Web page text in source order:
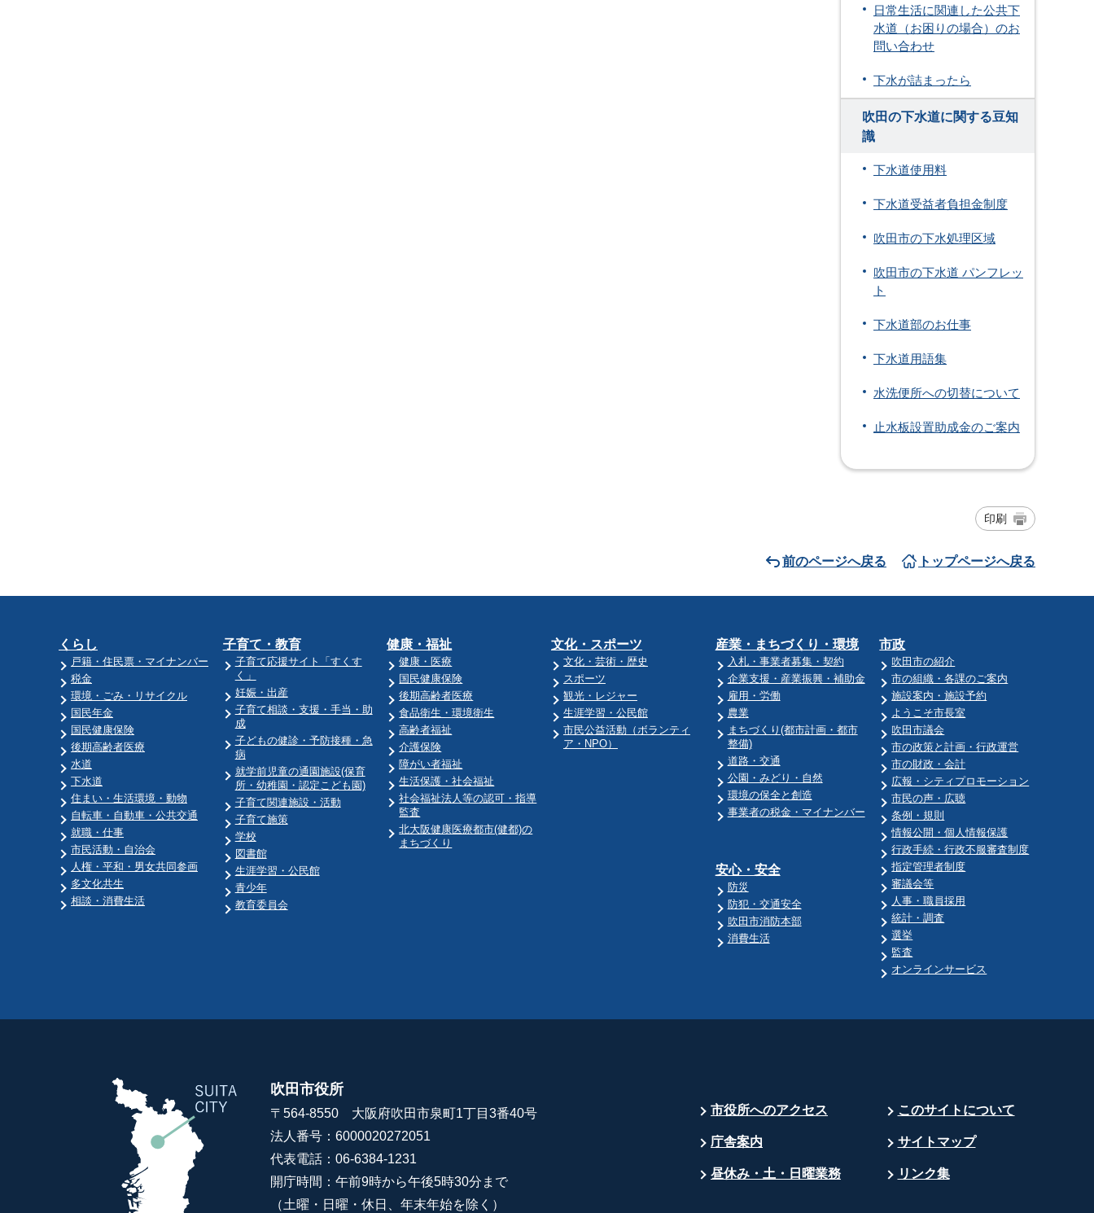
日常生活に関連した公共下
水道（お困りの場合）のお
問い合わせ
下水が詰まったら
吹田の下水道に関する豆知
識
下水道使用料
下水道受益者負担金制度
吹田市の下水処理区域
吹田市の下水道 パンフレッ
ト
下水道部のお仕事
下水道用語集
水洗便所への切替について
止水板設置助成金のご案内
印刷
前のページへ戻る トップページへ戻る
くらし
戸籍・住民票・マイナンバー
税金
環境・ごみ・リサイクル
国民年金
国民健康保険
後期高齢者医療
水道
下水道
住まい・生活環境・動物
自転車・自動車・公共交通
就職・仕事
市民活動・自治会
人権・平和・男女共同参画
多文化共生
相談・消費生活
子育て・教育
子育て応援サイト「すくす
く」
妊娠・出産
子育て相談・支援・手当・助
成
子どもの健診・予防接種・急
病
就学前児童の通園施設(保育
所・幼稚園・認定こども園)
子育て関連施設・活動
子育て施策
学校
図書館
生涯学習・公民館
青少年
教育委員会
健康・福祉
健康・医療
国民健康保険
後期高齢者医療
食品衛生・環境衛生
高齢者福祉
介護保険
障がい者福祉
生活保護・社会福祉
社会福祉法人等の認可・指導
監査
北大阪健康医療都市(健都)の
まちづくり
文化・スポーツ
文化・芸術・歴史
スポーツ
観光・レジャー
生涯学習・公民館
市民公益活動（ボランティ
ア・NPO）
産業・まちづくり・環境
入札・事業者募集・契約
企業支援・産業振興・補助金
雇用・労働
農業
まちづくり(都市計画・都市
整備)
道路・交通
公園・みどり・自然
環境の保全と創造
事業者の税金・マイナンバー
安心・安全
防災
防犯・交通安全
吹田市消防本部
消費生活
市政
吹田市の紹介
市の組織・各課のご案内
施設案内・施設予約
ようこそ市長室
吹田市議会
市の政策と計画・行政運営
市の財政・会計
広報・シティプロモーション
市民の声・広聴
条例・規則
情報公開・個人情報保護
行政手続・行政不服審査制度
指定管理者制度
審議会等
人事・職員採用
統計・調査
選挙
監査
オンラインサービス
吹田市役所
〒564-8550 大阪府吹田市泉町1丁目3番40号
法人番号：6000020272051
代表電話：06-6384-1231
開庁時間：午前9時から午後5時30分まで
（土曜・日曜・休日、年末年始を除く）
市役所へのアクセス このサイトについて
庁舎案内 サイトマップ
昼休み・土・日曜業務 リンク集